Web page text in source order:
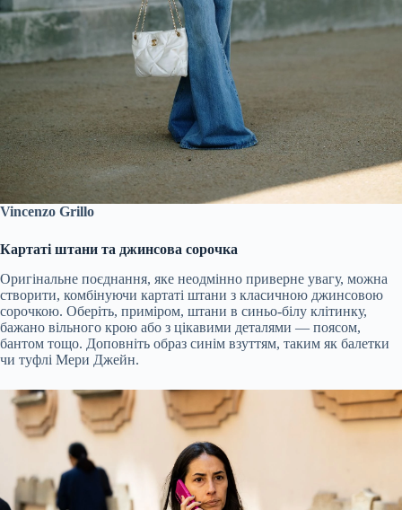
Vincenzo Grillo
Картаті штани та джинсова сорочка
Оригінальне поєднання, яке неодмінно приверне увагу, можна
створити, комбінуючи картаті штани з класичною джинсовою
сорочкою. Оберіть, приміром, штани в синьо-білу клітинку,
бажано вільного крою або з цікавими деталями — поясом,
бантом тощо. Доповніть образ синім взуттям, таким як балетки
чи туфлі Мери Джейн.